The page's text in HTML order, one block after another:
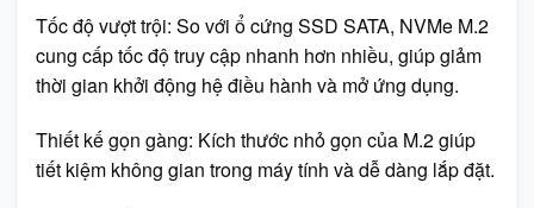
Tốc độ vượt trội: So với ổ cứng SSD SATA, NVMe M.2
cung cấp tốc độ truy cập nhanh hơn nhiều, giúp giảm
thời gian khởi động hệ điều hành và mở ứng dụng.
Thiết kế gọn gàng: Kích thước nhỏ gọn của M.2 giúp
tiết kiệm không gian trong máy tính và dễ dàng lắp đặt.